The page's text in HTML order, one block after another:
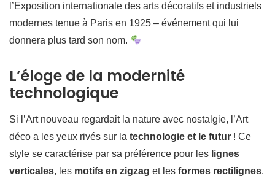
l’Exposition internationale des arts décoratifs et industriels
modernes tenue à Paris en 1925 – événement qui lui
donnera plus tard son nom.
L’éloge de la modernité
technologique
Si l’Art nouveau regardait la nature avec nostalgie, l’Art
déco a les yeux rivés sur la technologie et le futur ! Ce
style se caractérise par sa préférence pour les lignes
verticales, les motifs en zigzag et les formes rectilignes.